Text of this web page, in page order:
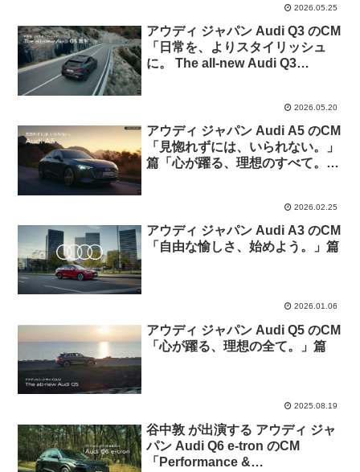
2026.05.25
アウディ ジャパン Audi Q3 のCM
「日常を、よりスタイリッシュ
に。 The all-new Audi Q3
2026.05.20
アウディ ジャパン Audi A5 のCM
「見惚れずには、いられない。」
篇「心が躍る、理想のすべて。」
2026.02.25
アウディ ジャパン Audi A3 のCM
「自由な愉しさ、始めよう。」篇
2026.01.06
アウディ ジャパン Audi Q5 のCM
「心が躍る、理想の全て。」篇
2025.08.19
谷中敦 が出演する アウディ ジャ
パン Audi Q6 e-tron のCM
「Performance &